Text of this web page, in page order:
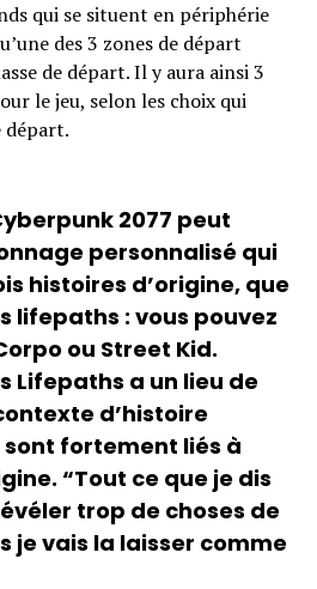
qui se situent en périphérie
des 3 zones de départ
de départ. Il y aura ainsi 3
le jeu, selon les choix qui
départ.
2077 peut
personnalisé qui
histoires d’origine, que
lifepaths : vous pouvez
ou Street Kid.
Lifepaths a un lieu de
d’histoire
fortement liés à
“Tout ce que je dis
trop de choses de
je vais la laisser comme